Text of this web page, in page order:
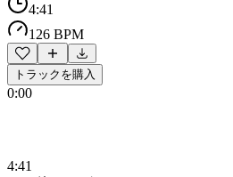
4:41
126 BPM
トラックを購入
0:00
4:41